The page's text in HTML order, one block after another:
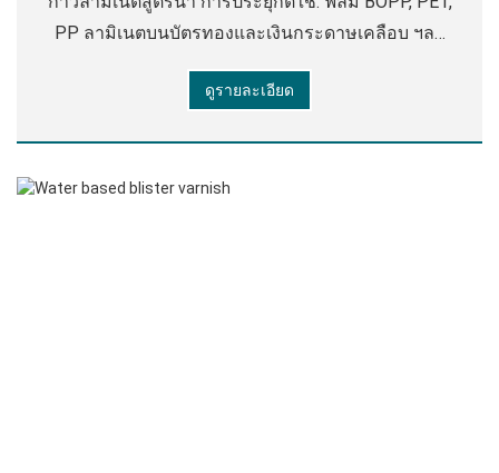
PP ลามิเนตบนบัตรทองและเงินกระดาษเคลือบ ฯลฯ
กระเป๋าถือกระดาษและแพคเกจคุณภาพสูงอื่น ๆ ดัชนี
ดูรายละเอียด